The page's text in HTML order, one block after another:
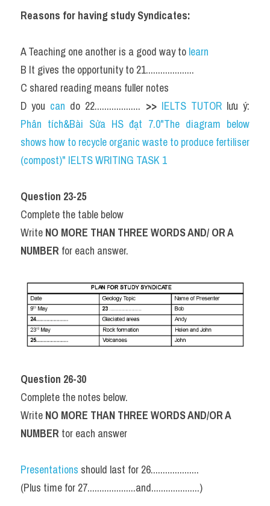
Reasons for having study Syndicates:
A Teaching one another is a good way to learn
B It gives the opportunity to 21....................
C shared reading means fuller notes
D you can do 22................... >> IELTS TUTOR
Phân tích&Bài Sửa HS đạt 7.0"The diagram below
shows how to recycle organic waste to produce fertiliser
(compost)" IELTS WRITING TASK 1
Question 23-25
Complete the table below
Write NO MORE THAN THREE WORDS AND/ OR A
NUMBER for each answer.
Question 26-30
Complete the notes below.
Write NO MORE THAN THREE WORDS AND/OR A
NUMBER tor each answer
Presentations should last for 26....................
(Plus time for 27....................and....................)